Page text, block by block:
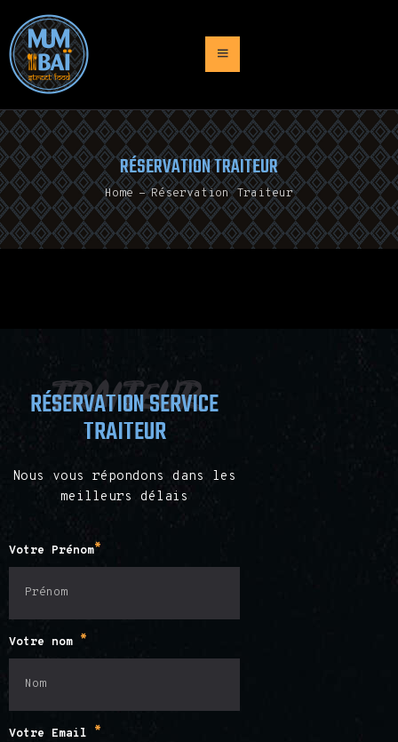
RÉSERVATION TRAITEUR
Home Réservation Traiteur
ACCUEIL
PRESENTATION
MENU
TRAITEUR
NEWS
traiteur
RÉSERVATION SERVICE
TRAITEUR
Nous vous répondons dans les
meilleurs délais
Votre Prénom*
Votre nom *
Votre Email *